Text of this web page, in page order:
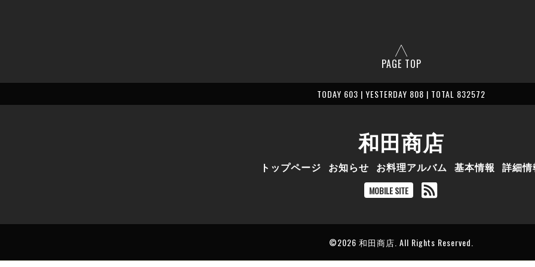
PAGE TOP
TODAY 603 | YESTERDAY 808 | TOTAL 832572
和田商店
トップページ お知らせ お料理アルバム 基本情報 詳細情
MOBILE SITE
©2026 和田商店 . All Rights Reserved.